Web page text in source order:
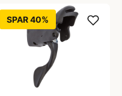
SPAR 40%